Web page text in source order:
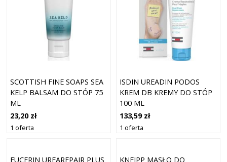
SCOTTISH FINE SOAPS SEA
KELP BALSAM DO STÓP 75
ML
23,20 zł
1 oferta
ISDIN UREADIN PODOS
KREM DB KREMY DO STÓP
100 ML
133,59 zł
1 oferta
EUCERIN UREAREPAIR PLUS KNEIPP MASŁO DO